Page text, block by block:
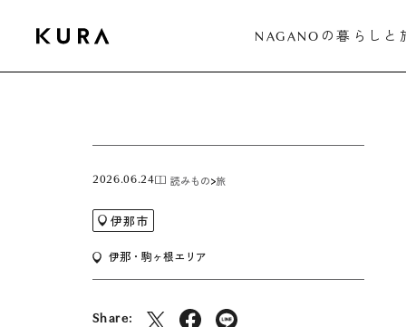
NAGANO の暮らしと
2026.06.24 読みもの 旅
伊那市
伊那・駒ヶ根エリア
Share: